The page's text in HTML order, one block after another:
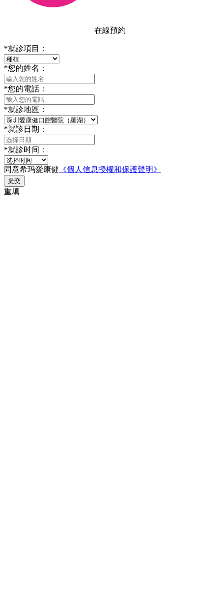
在線預約
*就診項目：
*您的姓名：
*您的電話：
*就診地區：
*就診日期：
*就診时间：
同意希玛愛康健 《個人信息授權和保護聲明》
提交
重填